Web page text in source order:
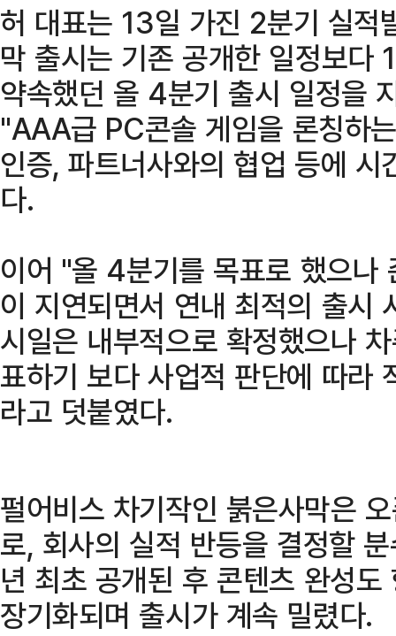
허 대표는 13일 가진 2분기 실적
막 출시는 기존 공개한 일정보다
약속했던 올 4분기 출시 일정을
"AAA급 PC콘솔 게임을 론칭하
인증, 파트너사와의 협업 등에
다.
이어 "올 4분기를 목표로 했으나
이 지연되면서 연내 최적의 출시
시일은 내부적으로 확정했으나
표하기 보다 사업적 판단에 따라
라고 덧붙였다.
펄어비스 차기작인 붉은사막은
로, 회사의 실적 반등을 결정할
년 최초 공개된 후 콘텐츠 완성
장기화되며 출시가 계속 밀렸다.